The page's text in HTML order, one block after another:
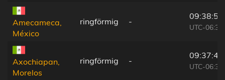
Amecameca,
México
ringförmig -
09:38:55
UTC-06:36
Axochiapan,
Morelos
ringförmig -
09:37:47
UTC-06:36